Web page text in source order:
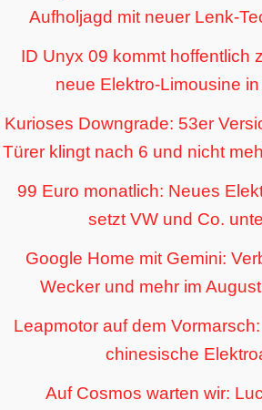
Aufholjagd mit neuer Lenk-
ID Unyx 09 kommt hoffentlich
neue Elektro-Limousine
Kurioses Downgrade: 53er
Türer klingt nach 6 und nicht
99 Euro monatlich: Neues
setzt VW und Co.
Google Home mit Gemini:
Wecker und mehr im
Leapmotor auf dem
chinesische
Auf Cosmos warten wir: